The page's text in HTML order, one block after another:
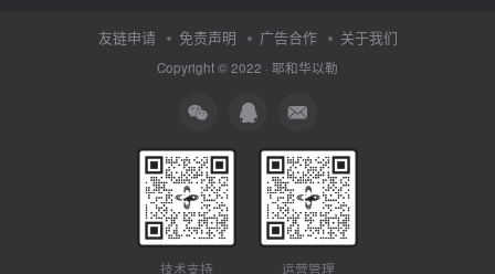
友链申请 免责声明 广告合作 关于我们
Copyright © 2022 · 耶和华以勒
技术支持 运营管理